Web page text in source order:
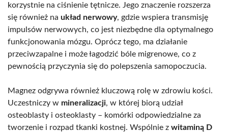
korzystnie na ciśnienie tętnicze. Jego znaczenie rozszerza
się również na układ nerwowy, gdzie wspiera transmisję
impulsów nerwowych, co jest niezbędne dla optymalnego
funkcjonowania mózgu. Oprócz tego, ma działanie
przeciwzapalne i może łagodzić bóle migrenowe, co z
pewnością przyczynia się do polepszenia samopoczucia.
Magnez odgrywa również kluczową rolę w zdrowiu kości.
Uczestniczy w mineralizacji, w której biorą udział
osteoblasty i osteoklasty – komórki odpowiedzialne za
tworzenie i rozpad tkanki kostnej. Wspólnie z witaminą D